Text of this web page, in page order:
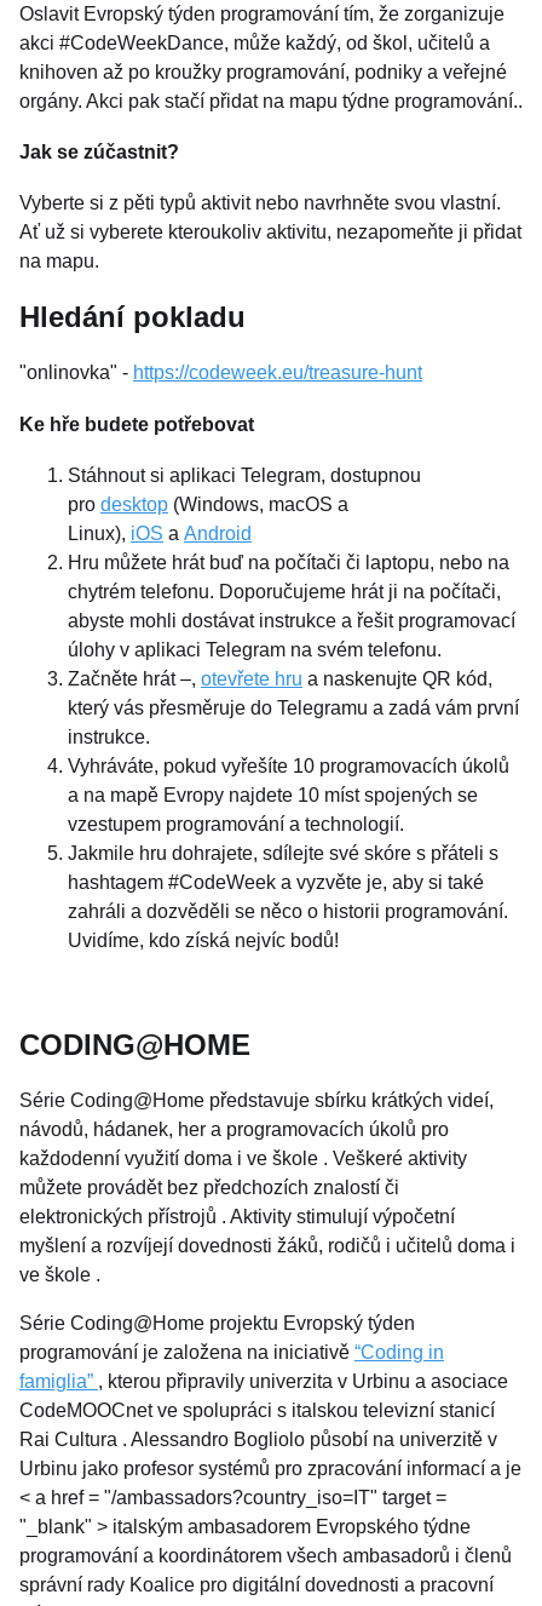
Oslavit Evropský týden programování tím, že zorganizuje
akci #CodeWeekDance, může každý, od škol, učitelů a
knihoven až po kroužky programování, podniky a veřejné
orgány. Akci pak stačí přidat na mapu týdne programování..
Jak se zúčastnit?
Vyberte si z pěti typů aktivit nebo navrhněte svou vlastní.
Ať už si vyberete kteroukoliv aktivitu, nezapomeňte ji přidat
na mapu.
Hledání pokladu
"onlinovka" - https://codeweek.eu/treasure-hunt
Ke hře budete potřebovat
Stáhnout si aplikaci Telegram, dostupnou
pro desktop (Windows, macOS a
Linux), iOS a Android
Hru můžete hrát buď na počítači či laptopu, nebo na
chytrém telefonu. Doporučujeme hrát ji na počítači,
abyste mohli dostávat instrukce a řešit programovací
úlohy v aplikaci Telegram na svém telefonu.
Začněte hrát –, otevřete hru a naskenujte QR kód,
který vás přesměruje do Telegramu a zadá vám první
instrukce.
Vyhráváte, pokud vyřešíte 10 programovacích úkolů
a na mapě Evropy najdete 10 míst spojených se
vzestupem programování a technologií.
Jakmile hru dohrajete, sdílejte své skóre s přáteli s
hashtagem #CodeWeek a vyzvěte je, aby si také
zahráli a dozvěděli se něco o historii programování.
Uvidíme, kdo získá nejvíc bodů!
CODING@HOME
Série Coding@Home představuje sbírku krátkých videí,
návodů, hádanek, her a programovacích úkolů pro
každodenní využití doma i ve škole . Veškeré aktivity
můžete provádět bez předchozích znalostí či
elektronických přístrojů . Aktivity stimulují výpočetní
myšlení a rozvíjejí dovednosti žáků, rodičů i učitelů doma i
ve škole .
Série Coding@Home projektu Evropský týden
programování je založena na iniciativě “Coding in
famiglia” , kterou připravily univerzita v Urbinu a asociace
CodeMOOCnet ve spolupráci s italskou televizní stanicí
Rai Cultura . Alessandro Bogliolo působí na univerzitě v
Urbinu jako profesor systémů pro zpracování informací a je
< a href = "/ambassadors?country_iso=IT" target =
"_blank" > italským ambasadorem Evropského týdne
programování a koordinátorem všech ambasadorů i členů
správní rady Koalice pro digitální dovednosti a pracovní